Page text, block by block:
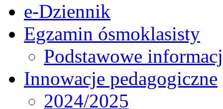
e-Dziennik
Egzamin ósmoklasisty
Podstawowe
Innowacje pedagogiczne
2024/2025